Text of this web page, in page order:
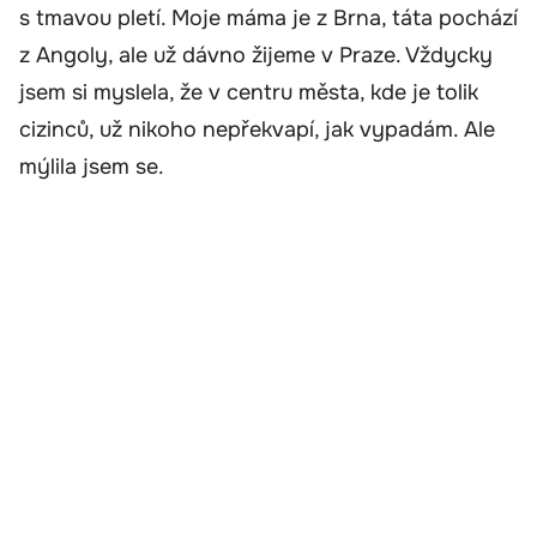
s tmavou pletí. Moje máma je z Brna, táta pochází
z Angoly, ale už dávno žijeme v Praze. Vždycky
jsem si myslela, že v centru města, kde je tolik
cizinců, už nikoho nepřekvapí, jak vypadám. Ale
mýlila jsem se.